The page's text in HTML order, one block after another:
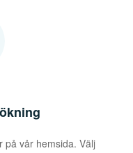
på vår hemsida. Välj